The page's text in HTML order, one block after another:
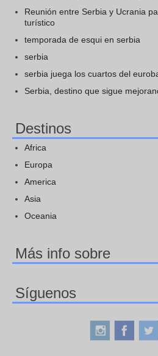
Reunión entre Serbia y Ucrania
turístico
temporada de esqui en serbia
serbia
serbia juega los cuartos del
Serbia, destino que sigue
Destinos
Africa
Europa
America
Asia
Oceania
Más info sobre
Síguenos